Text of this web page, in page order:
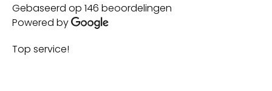
Gebaseerd op 146 beoordelingen
Powered by
Top service!